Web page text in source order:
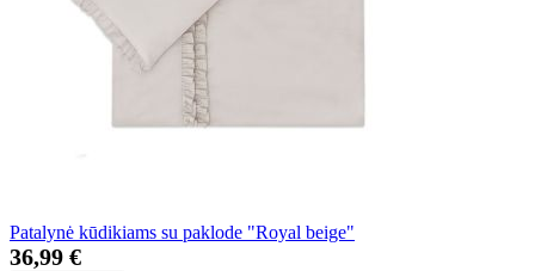
Patalynė kūdikiams su paklode "Royal beige"
36,99 €